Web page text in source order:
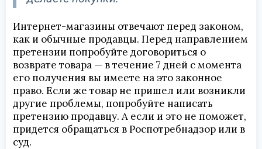
Интернет-магазины отвечают перед законом,
как и обычные продавцы. Перед направлением
претензии попробуйте договориться о
возврате товара — в течение 7 дней с момента
его получения вы имеете на это законное
право. Если же товар не пришел или возникли
другие проблемы, попробуйте написать
претензию продавцу. А если и это не поможет,
придется обращаться в Роспотребнадзор или в
суд.